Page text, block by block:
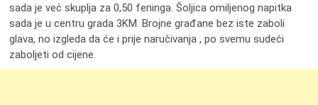
sada je već skuplja za 0,50 feninga. Šoljica omiljenog napitka
sada je u centru grada 3KM. Brojne građane bez iste zaboli
glava, no izgleda da će i prije naručivanja , po svemu sudeći
zaboljeti od cijene.